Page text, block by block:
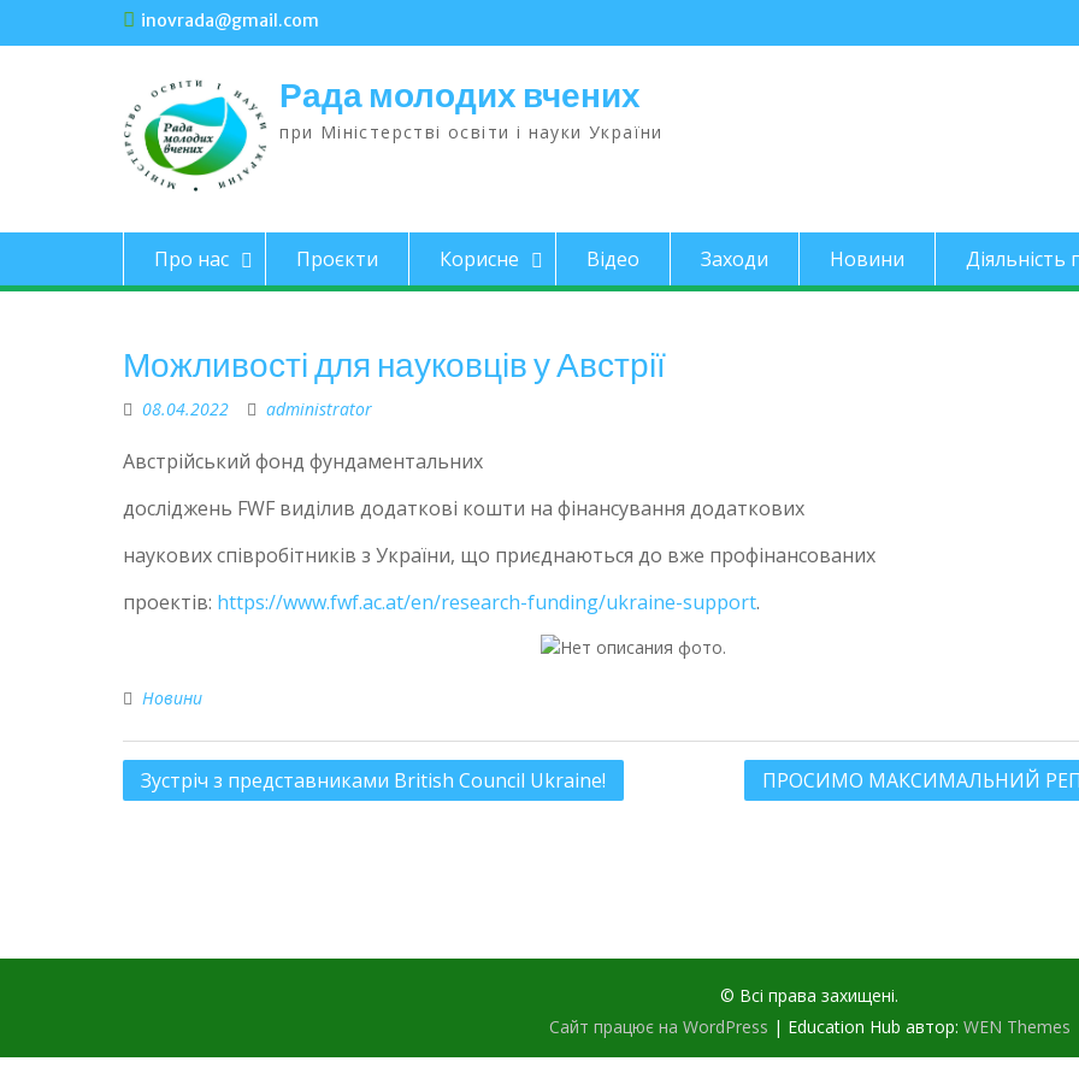
inovrada@gmail.com
Рада молодих вчених
при Міністерстві освіти і науки України
Про нас Проєкти Корисне Відео Заходи Новини Діяльність
Можливості для науковців у Австрії
08.04.2022 administrator
Австрійський фонд фундаментальних
досліджень FWF виділив додаткові кошти на фінансування додаткових
наукових співробітників з України, що приєднаються до вже профінансованих
проектів: https://www.fwf.ac.at/en/research-funding/ukraine-support.
Новини
Зустріч з представниками British Council Ukraine! ПРОСИМО МАКСИМАЛЬНИЙ
© Всі права захищені.
Сайт працює на WordPress | Education Hub автор: WEN Themes